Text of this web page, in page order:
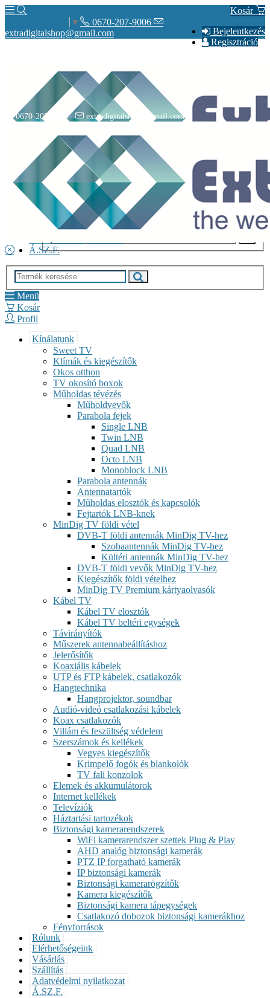
Kosár
Bejelentkezés
Regisztráció
▼
0670-207-9006
extradigitalshop@gmail.com
Rólunk
Elérhetőségeink
Vásárlás
Szállítás
Á.SZ.F.
0670-207-9006 extradigitalshop@gmail.com
Menü
Kosár
Profil
Kínálatunk
Sweet TV
Klímák és kiegészítők
Okos otthon
TV okosító boxok
Műholdas tévézés
Műholdvevők
Parabola fejek
Single LNB
Twin LNB
Quad LNB
Octo LNB
Monoblock LNB
Parabola antennák
Antennatartók
Műholdas elosztók és kapcsolók
Fejtartók LNB-knek
MinDig TV földi vétel
DVB-T földi antennák MinDig TV-hez
Szobaantennák MinDig TV-hez
Kültéri antennák MinDig TV-hez
DVB-T földi vevők MinDig TV-hez
Kiegészítők földi vételhez
MinDig TV Premium kártyaolvasók
Kábel TV
Kábel TV elosztók
Kábel TV beltéri egységek
Távirányítók
Műszerek antennabeállításhoz
Jelerősítők
Koaxiális kábelek
UTP és FTP kábelek, csatlakozók
Hangtechnika
Hangprojektor, soundbar
Audió-videó csatlakozási kábelek
Koax csatlakozók
Villám és feszültség védelem
Szerszámok és kellékek
Vegyes kiegészítők
Krimpelő fogók és blankolók
TV fali konzolok
Elemek és akkumulátorok
Internet kellékek
Televíziók
Háztartási tartozékok
Biztonsági kamerarendszerek
WiFi kamerarendszer szettek Plug & Play
AHD analóg biztonsági kamerák
PTZ IP forgatható kamerák
IP biztonsági kamerák
Biztonsági kamerarögzítők
Kamera kiegészítők
Biztonsági kamera tápegységek
Csatlakozó dobozok biztonsági kamerákhoz
Fényforrások
Rólunk
Elérhetőségeink
Vásárlás
Szállítás
Adatvédelmi nyilatkozat
Á.SZ.F.